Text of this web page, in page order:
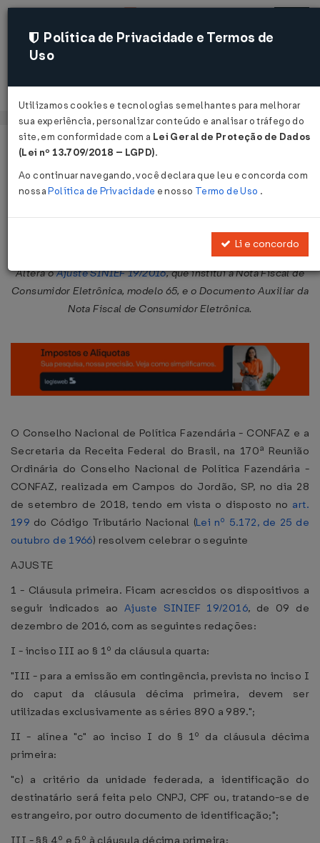
Acessar
Página Inicial Legislações
Ajuste SINIEF Nº 13 DE 28/09/2018
Publicado no DOU em 2 out 2018
Altera oAjuste SINIEF 19/2016, que institui a Nota Fiscal de
Consumidor Eletrônica, modelo 65, e o Documento Auxiliar da
Nota Fiscal de Consumidor Eletrônica.
O Conselho Nacional de Política Fazendária - CONFAZ e a
Secretaria da Receita Federal do Brasil, na 170ª Reunião
Ordinária do Conselho Nacional de Política Fazendária -
CONFAZ, realizada em Campos do Jordão, SP, no dia 28
de setembro de 2018, tendo em vista o disposto no art.
199 do Código Tributário Nacional (Lei nº 5.172, de 25 de
outubro de 1966) resolvem celebrar o seguinte
AJUSTE
1 - Cláusula primeira. Ficam acrescidos os dispositivos a
seguir indicados ao Ajuste SINIEF 19/2016, de 09 de
dezembro de 2016, com as seguintes redações:
I - inciso III ao § 1º da cláusula quarta:
"III - para a emissão em contingência, prevista no inciso I
do caput da cláusula décima primeira, devem ser
utilizadas exclusivamente as séries 890 a 989.";
II - alínea "c" ao inciso I do § 1º da cláusula décima
primeira:
"c) a critério da unidade federada, a identificação do
destinatário será feita pelo CNPJ, CPF ou, tratando-se de
estrangeiro, por outro documento de identificação;";
III - §§ 4º e 5º à cláusula décima primeira:
Política de Privacidade e Termos de
Uso
Utilizamos cookies e tecnologias semelhantes para melhorar
sua experiência, personalizar conteúdo e analisar o tráfego do
site, em conformidade com a Lei Geral de Proteção de Dados
(Lei nº 13.709/2018 – LGPD).
Ao continuar navegando, você declara que leu e concorda com
nossaPolítica de Privacidade e nosso Termo de Uso .
Li e concordo